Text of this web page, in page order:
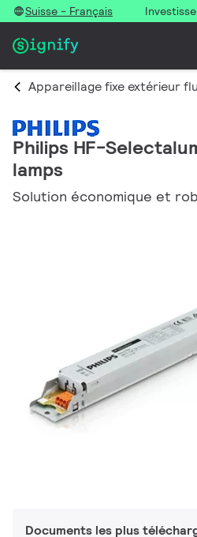
Suisse - Français
Appareillage fixe extérieur
Philips HF-
lamps
Solution économique et
Documents les plus